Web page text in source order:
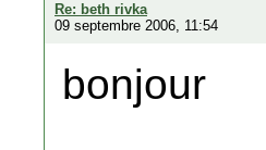
Re: beth rivka
09 septembre 2006, 11:54
bonjour